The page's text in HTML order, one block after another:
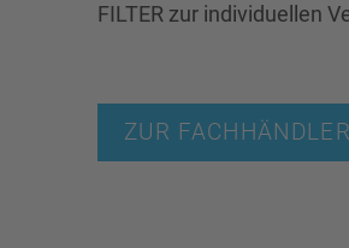
FILTER zur individuellen
ZUR